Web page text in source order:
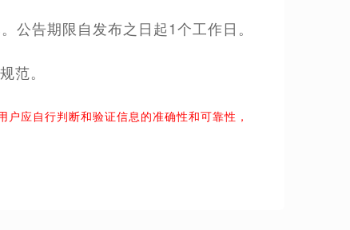
告期限自发布之日起1个工作日。
范。
应自行判断和验证信息的准确性和可靠性，